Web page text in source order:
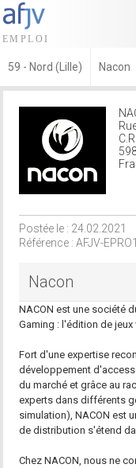
59 - Nord (Lille) Nacon
Postée le : 24.02.2021
Référence : AFJV-
Nacon
NACON est une société
Gaming : l'édition de
Fort d'une expertise
développement
du marché et grâce au
experts dans différents
simulation), NACON est
de distribution s'étend
Chez NACON, nous ne